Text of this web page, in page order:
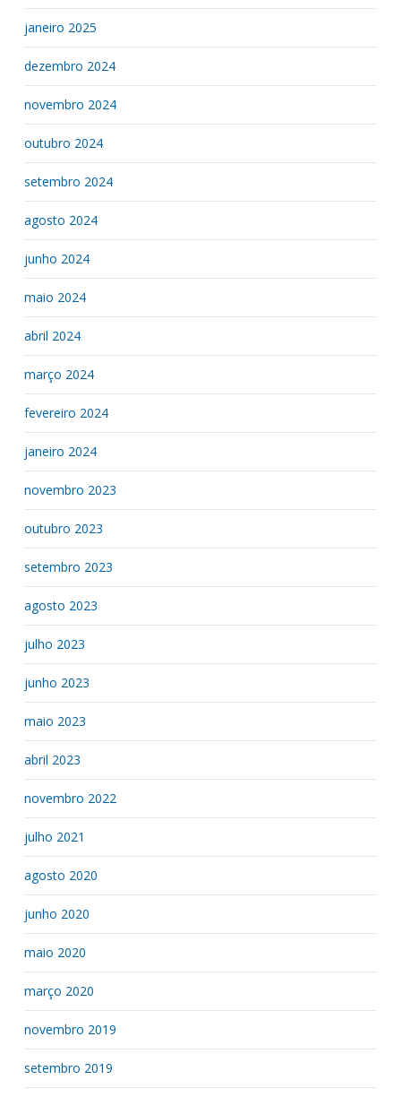
janeiro 2025
dezembro 2024
novembro 2024
outubro 2024
setembro 2024
agosto 2024
junho 2024
maio 2024
abril 2024
março 2024
fevereiro 2024
janeiro 2024
novembro 2023
outubro 2023
setembro 2023
agosto 2023
julho 2023
junho 2023
maio 2023
abril 2023
novembro 2022
julho 2021
agosto 2020
junho 2020
maio 2020
março 2020
novembro 2019
setembro 2019